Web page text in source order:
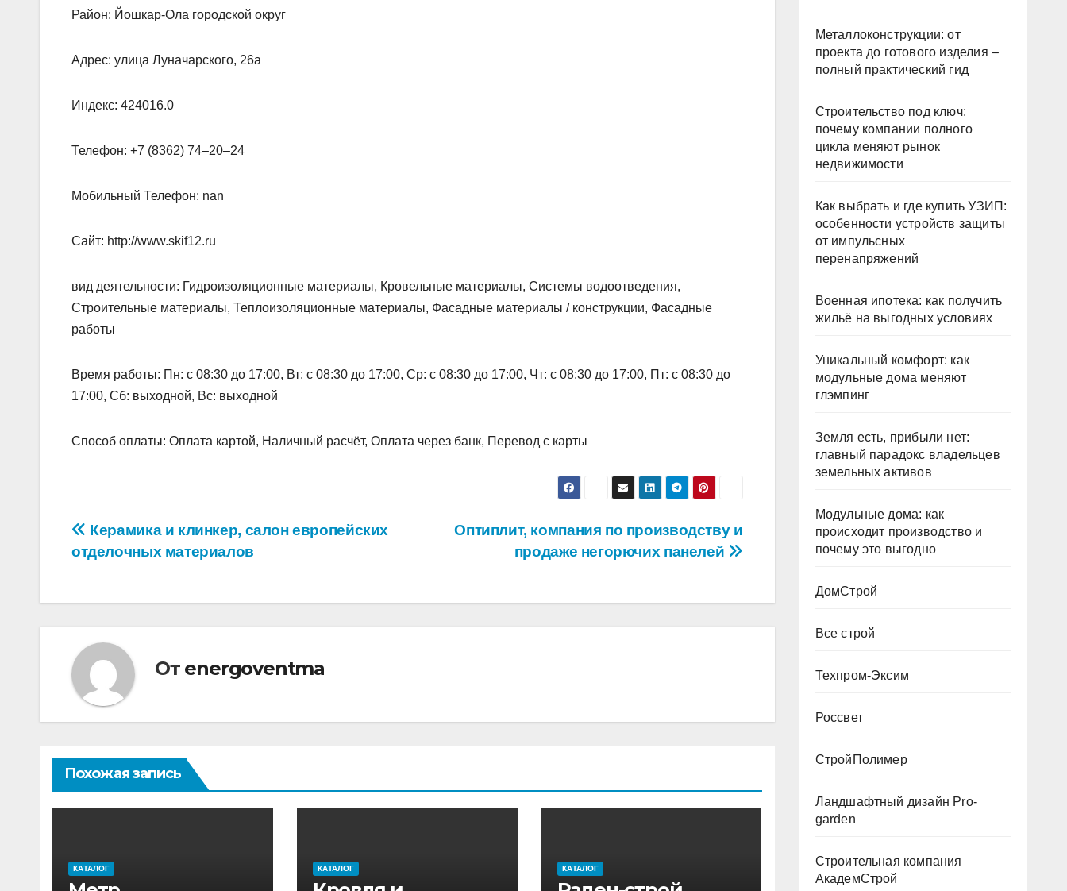
Район: Йошкар-Ола городской округ
Адрес: улица Луначарского, 26а
Индекс: 424016.0
Телефон: +7 (8362) 74‒20‒24
Мобильный Телефон: nan
Сайт: http://www.skif12.ru
вид деятельности: Гидроизоляционные материалы, Кровельные материалы, Системы водоотведения,
Строительные материалы, Теплоизоляционные материалы, Фасадные материалы / конструкции, Фасадные
работы
Время работы: Пн: с 08:30 до 17:00, Вт: с 08:30 до 17:00, Ср: с 08:30 до 17:00, Чт: с 08:30 до 17:00, Пт: с 08:30 до
17:00, Сб: выходной, Вс: выходной
Способ оплаты: Оплата картой, Наличный расчёт, Оплата через банк, Перевод с карты
Навигация
по
записям
Оптиплит, компания по производству и
продаже негорючих панелей
Керамика и клинкер, салон европейских
отделочных материалов
От energoventma
Похожая запись
КАТАЛОГ КАТАЛОГ КАТАЛОГ
Металлоконструкции: от
проекта до готового изделия –
полный практический гид
Строительство под ключ:
почему компании полного
цикла меняют рынок
недвижимости
Как выбрать и где купить УЗИП:
особенности устройств защиты
от импульсных
перенапряжений
Военная ипотека: как получить
жильё на выгодных условиях
Уникальный комфорт: как
модульные дома меняют
глэмпинг
Земля есть, прибыли нет:
главный парадокс владельцев
земельных активов
Модульные дома: как
происходит производство и
почему это выгодно
ДомСтрой
Все строй
Техпром-Эксим
Россвет
СтройПолимер
Ландшафтный дизайн Pro-
garden
Строительная компания
АкадемСтрой